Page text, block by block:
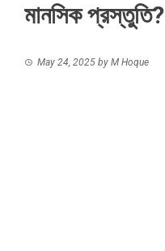
মানসিক প্রস্তুতি?
May 24, 2025 by M Hoque